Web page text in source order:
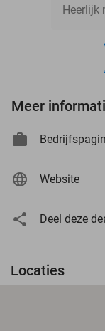
Heerlijk
Meer
Website
Deel deze
Locaties